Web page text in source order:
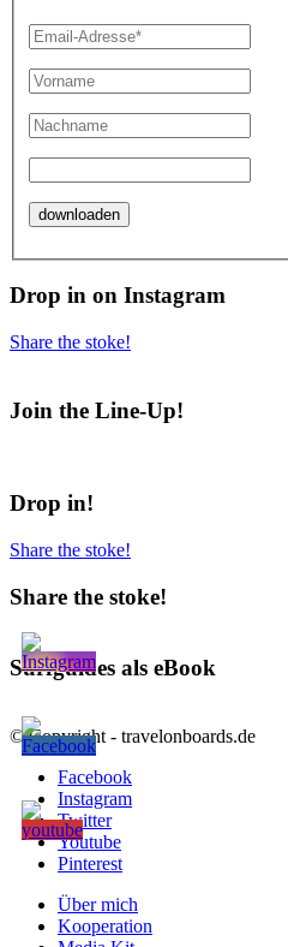
Drop in on Instagram
Share the stoke!
Join the Line-Up!
Drop in!
Share the stoke!
Share the stoke!
Surfguides als eBook
© Copyright - travelonboards.de
Facebook
Instagram
Twitter
Youtube
Pinterest
Über mich
Kooperation